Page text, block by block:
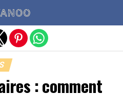
: comment
mobile